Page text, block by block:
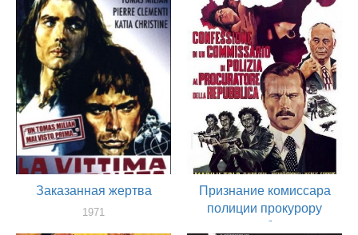
актер
Заказанная жертва
1971
Признание комиссара
полиции прокурору
республики